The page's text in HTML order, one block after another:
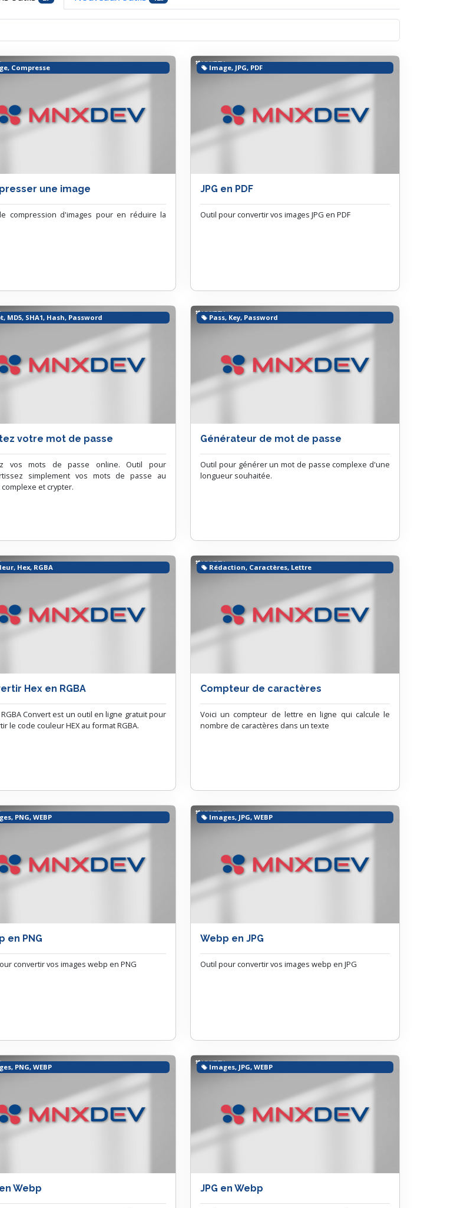
une image
compression d'images pour en réduire la
Compresse
JPG en PDF
Outil pour convertir vos images JPG en PDF
Image, JPG, PDF
votre mot de passe
vos mots de passe online. Outil pour
simplement vos mots de passe au
et crypter.
MD5, SHA1, Hash, Password
Générateur de mot de passe
Outil pour générer un mot de passe complexe d'une
longueur souhaitée.
Pass, Key, Password
Hex en RGBA
RGBA Convert est un outil en ligne gratuit pour
le code couleur HEX au format RGBA.
Hex, RGBA
Compteur de caractères
Voici un compteur de lettre en ligne qui calcule le
nombre de caractères dans un texte
Rédaction, Caractères, Lettre
en PNG
convertir vos images webp en PNG
PNG, WEBP
Webp en JPG
Outil pour convertir vos images webp en JPG
Images, JPG, WEBP
Webp
PNG, WEBP
JPG en Webp
Images, JPG, WEBP